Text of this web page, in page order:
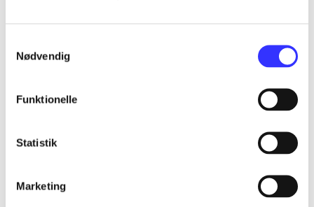
Nødvendig
Funktionelle
Statistik
Marketing
...
...